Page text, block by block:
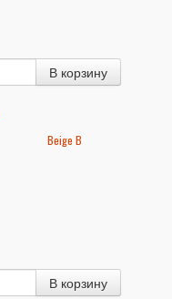
Beige B